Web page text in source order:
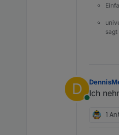
sagt
D
Online
Ich
1